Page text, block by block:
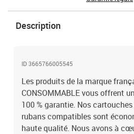
Description
ID 3665766005545
Les produits de la marque
CONSOMMABLE vous offrent
100 % garantie. Nos cartouches
rubans compatibles sont
haute qualité. Nous avons à